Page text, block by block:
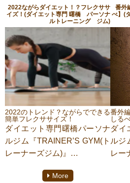
か？心を整える手法として知
られているあの瞑想です。
今回この瞑想が筋トレの効果
を上げることに繋がっている
のではと聞くことがありまし
たので調べてみることにしま
した。
そして衝撃の事実を知ること
に！？
シブ
フ
略
フレ
自
エ
寝
日々
歩い
みる
あた
こ
入
2022ながらダイエット！？フレクササ
イズ！(ダイエット専門 曙橋 パーソナ
ルトレーニング ジム)
2022のトレンド？ながらでできる
簡単フレクササイズ！
ダイエット専門曙橋パーソナ
ルジム『TRAINER’S GYM(ト
レーナーズジム)』
をしております【清瀬 淳】が
More
番外
べ】(
番外
しるべ
ダイ
ルジ
レー
ま